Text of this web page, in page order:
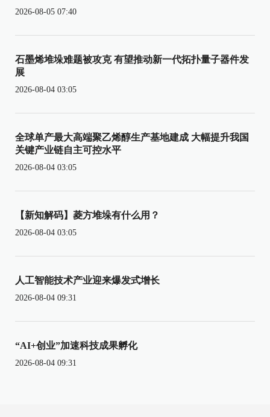
2026-08-05 07:40
石墨烯堆垛难题被攻克 有望推动新一代拓扑量子器件发
展
2026-08-04 03:05
全球单产最大高端聚乙烯醇生产基地建成 大幅提升我国
关键产业链自主可控水平
2026-08-04 03:05
【新知解码】菱方堆垛有什么用？
2026-08-04 03:05
人工智能技术产业迎来爆发式增长
2026-08-04 09:31
“AI+创业”加速科技成果孵化
2026-08-04 09:31